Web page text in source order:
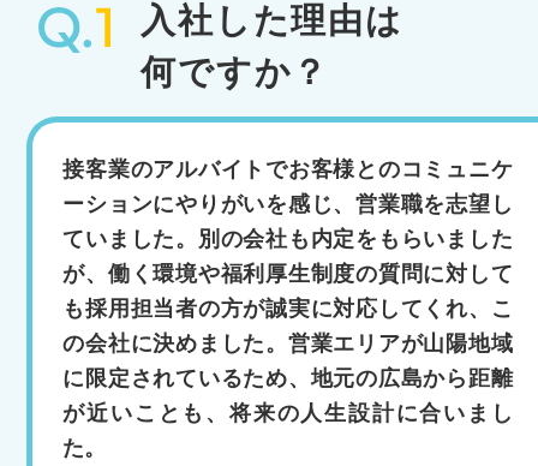
入社した理由は
何ですか？
接客業のアルバイトでお客様とのコミュニケ
ーションにやりがいを感じ、営業職を志望し
ていました。別の会社も内定をもらいました
が、働く環境や福利厚生制度の質問に対して
も採用担当者の方が誠実に対応してくれ、こ
の会社に決めました。営業エリアが山陽地域
に限定されているため、地元の広島から距離
が近いことも、将来の人生設計に合いまし
た。